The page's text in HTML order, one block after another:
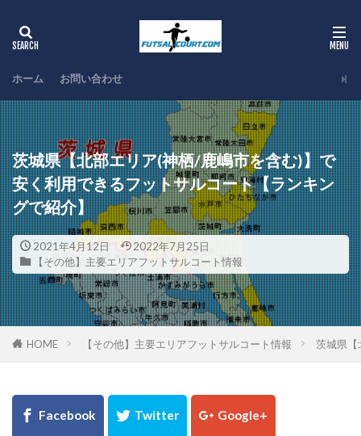
ホーム お問い合わせ
茨城県【北部エリア(神栖/鹿嶋市を含む)】で
安く利用できるフットサルコート【ランキン
グで紹介】
2021年4月12日
2022年7月25日
【その他】主要エリアフットサルコート情報
HOME 【その他】主要エリアフットサルコート情報 茨城県【